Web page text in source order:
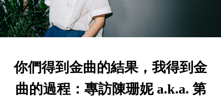
你們得到金曲的結果，我得到金
曲的過程：專訪陳珊妮 a.k.a. 第